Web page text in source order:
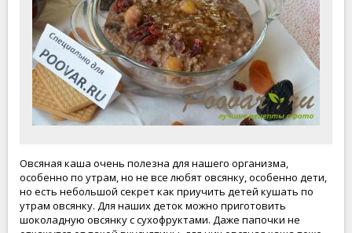
Овсяная каша очень полезна для нашего организма,
особенно по утрам, но не все любят овсянку, особенно дети,
но есть небольшой секрет как приучить детей кушать по
утрам овсянку. Для наших деток можно приготовить
шоколадную овсянку с сухофруктами. Даже папочки не